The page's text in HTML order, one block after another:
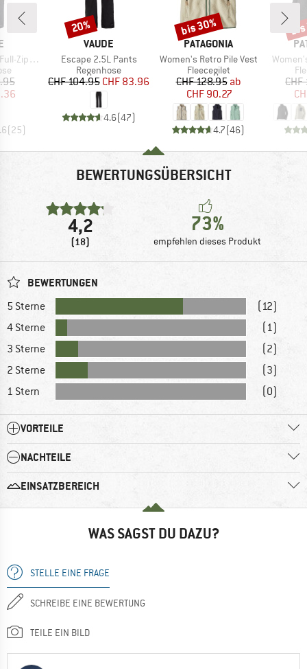
Pants
Preis
(25)
MARKE
VAUDE
Artikel
Escape 2.5L Pants
Produktgruppe
Regenhose
Preis
CHF 104.95reduzierter Preis
CHF 83.96
4.6(47)
Rabatt
20%
MARKE
PATAGONIA
Artikel
Women's Retro Pile Vest
Produktgruppe
Fleecegilet
Preis
CHF 128.95reduzierter Preis
ab
CHF 90.27
4.7(46)
Rabatt
bis 30%
Artikel
BEWERTUNGSÜBERSICHT
4,2
(18)
73%
empfehlen dieses Produkt
BEWERTUNGEN
5 Sterne
(12)
4 Sterne
(1)
3 Sterne
(2)
2 Sterne
(3)
1 Stern
(0)
VORTEILE
NACHTEILE
EINSATZBEREICH
WAS SAGST DU DAZU?
STELLE EINE FRAGE
SCHREIBE EINE BEWERTUNG
TEILE EIN BILD